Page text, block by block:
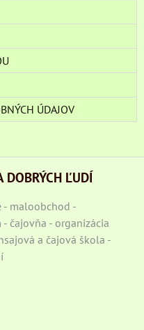
ÚDAJOV
DOBRÝCH ĽUDÍ
- maloobchod -
čajovňa - organizácia
a čajová škola -